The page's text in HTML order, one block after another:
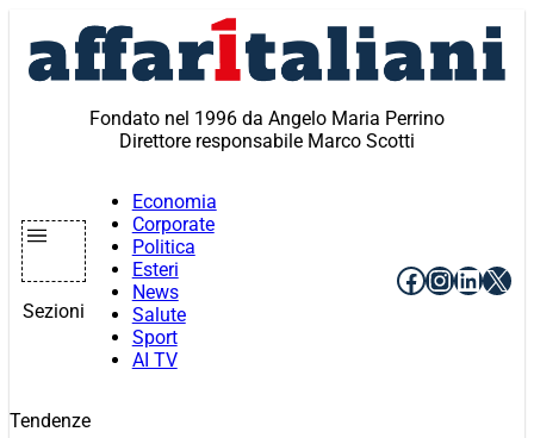
contenuto
Fondato nel 1996 da Angelo Maria Perrino
Direttore responsabile Marco Scotti
Sezioni
Economia
Corporate
Politica
Esteri
News
Salute
Sport
AI TV
Facebook
X
Tendenze